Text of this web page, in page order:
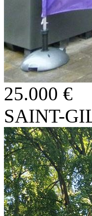
25.000 €
SAINT-